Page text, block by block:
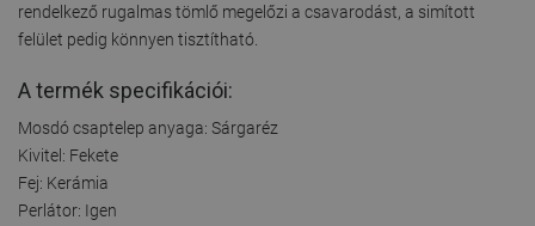
rendelkező rugalmas tömlő megelőzi a csavarodást, a simított
felület pedig könnyen tisztítható.
A termék specifikációi:
Mosdó csaptelep anyaga: Sárgaréz
Kivitel: Fekete
Fej: Kerámia
Perlátor: Igen